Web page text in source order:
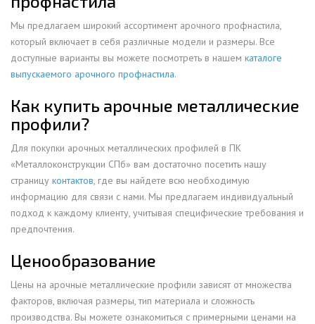
Мы предлагаем широкий ассортимент арочного профнастила,
который включает в себя различные модели и размеры. Все
доступные варианты вы можете посмотреть в нашем каталоге
выпускаемого арочного профнастила.
Как купить арочные металлические
профили?
Для покупки арочных металлических профилей в ПК
«Металлоконструкции СПб» вам достаточно посетить нашу
страницу контактов, где вы найдете всю необходимую
информацию для связи с нами. Мы предлагаем индивидуальный
подход к каждому клиенту, учитывая специфические требования и
предпочтения.
Ценообразование
Цены на арочные металлические профили зависят от множества
факторов, включая размеры, тип материала и сложность
производства. Вы можете ознакомиться с примерными ценами на